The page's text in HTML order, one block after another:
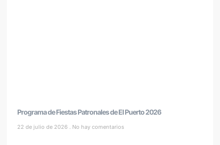
Programa de Fiestas Patronales de El Puerto 2026
22 de julio de 2026 No hay comentarios